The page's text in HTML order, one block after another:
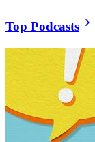
Top Podcasts